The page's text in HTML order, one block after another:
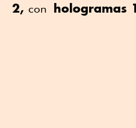
2, con hologramas